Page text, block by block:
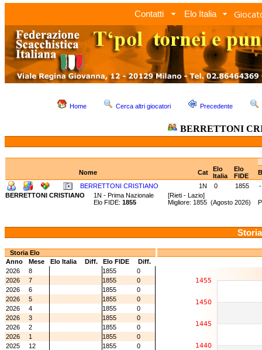
Contatti Elo Italia
Home Cerca altri giocatori Precedente
BERRETTONI
Nome Cat
Elo
Italia
Elo
FIDE
BERRETTONI CRISTIANO
1N 0 1855
-
BERRETTONI CRISTIANO
1N - Prima Nazionale [Rieti - Lazio]
Elo FIDE: 1855 Migliore: 1855 (Agosto 2026)
Storia Elo
Anno
Mese Elo Italia Diff. Elo FIDE
Diff.
2026
8 1855
0
2026
7 1855
0
2026
6 1855
0
2026
5 1855
0
2026
4 1855
0
2026
3 1855
0
2026
2 1855
0
2026
1 1855
0
2025
12 1855
0